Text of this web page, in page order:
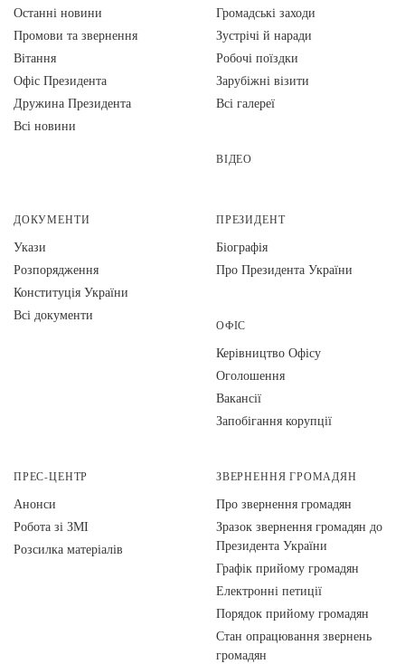
Останні новини
Промови та звернення
Вiтання
Офіс Президента
Дружина Президента
Всі новини
Громадські заходи
Зустрічі й наради
Робочі поїздки
Зарубіжні візити
Всі галереї
ВІДЕО
ДОКУМЕНТИ
Укази
Розпорядження
Конституція України
Всі документи
ПРЕЗИДЕНТ
Біографія
Про Президента України
ОФІС
Керівництво Офісу
Оголошення
Вакансії
Запобігання корупції
ПРЕС-ЦЕНТР
Анонси
Робота зі ЗМІ
Розсилка матеріалів
ЗВЕРНЕННЯ ГРОМАДЯН
Про звернення громадян
Зразок звернення громадян до
Президента України
Графік прийому громадян
Електронні петиції
Порядок прийому громадян
Стан опрацювання звернень
громадян